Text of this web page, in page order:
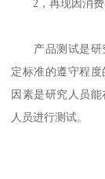
2，再现因消费
产品测试是研究
定标准的遵守程
因素是研究人员
人员进行测试。